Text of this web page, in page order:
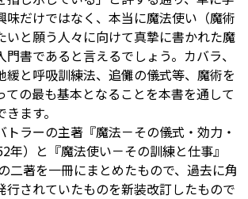
味だけではなく、本当に魔法使い（魔術
いと願う人々に向けて真摯に書かれた魔
門書であると言えるでしょう。カバラ、
緩と呼吸訓練法、追儺の儀式等、魔術を
ての最も基本となることを本書を通して
ます。
トラーの主著『魔法－その儀式・効力・
年）と『魔法使い－その訓練と仕事』
二著を一冊にまとめたもので、過去に角
行されていたものを新装改訂したもので